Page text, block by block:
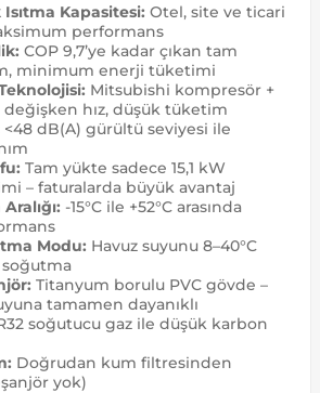
Kapasitesi: Otel, site ve ticari
performans
COP 9,7’ye kadar çıkan tam
minimum enerji tüketimi
Mitsubishi kompresör +
hız, düşük tüketim
<48 dB(A) gürültü seviyesi ile
Tam yükte sadece 15,1 kW
– faturalarda büyük avantaj
-15°C ile +52°C arasında
Modu: Havuz suyunu 8–40°C
soğutma
Titanyum borulu PVC gövde –
tamamen dayanıklı
soğutucu gaz ile düşük karbon
Doğrudan kum filtresinden
yok)